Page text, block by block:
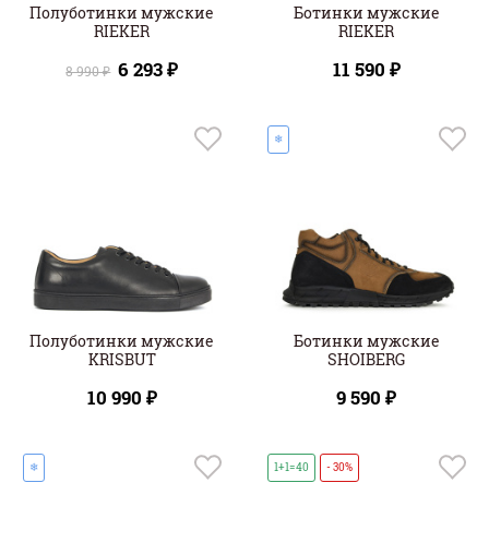
Полуботинки мужские
RIEKER
8 990 ₽ 6 293 ₽
Ботинки мужские
RIEKER
11 590 ₽
Полуботинки мужские
KRISBUT
10 990 ₽
❄
Ботинки мужские
SHOIBERG
9 590 ₽
❄ 1+1=40 - 30%